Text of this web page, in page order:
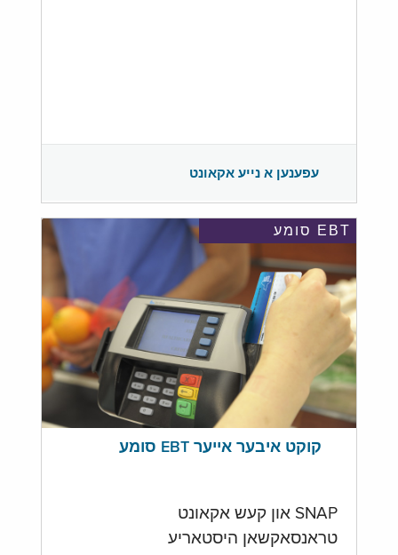
עפענען א נייע אקאונט
EBT סומע
קוקט איבער אייער EBT סומע
SNAP און קעש אקאונט
טראנסאקשאן היסטאריע